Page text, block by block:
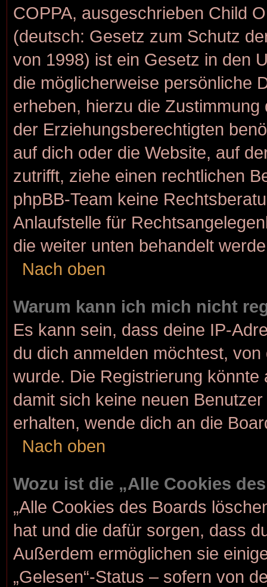
COPPA, ausgeschrieben Child
(deutsch: Gesetz zum Schutz
von 1998) ist ein Gesetz in den
die möglicherweise persönliche
erheben, hierzu die
der Erziehungsberechtigten
auf dich oder die Website, auf
zutrifft, ziehe einen rechtlichen
phpBB-Team keine
Anlaufstelle für
die weiter unten behandelt
Nach oben
Warum kann ich mich nicht
Es kann sein, dass deine IP-
du dich anmelden möchtest,
wurde. Die Registrierung
damit sich keine neuen
erhalten, wende dich an die
Nach oben
Wozu ist die „Alle Cookies
„Alle Cookies des Boards
hat und die dafür sorgen, dass
Außerdem ermöglichen sie
„Gelesen“-Status – sofern von